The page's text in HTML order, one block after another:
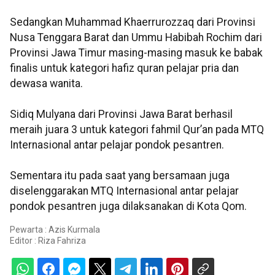
Sedangkan Muhammad Khaerrurozzaq dari Provinsi
Nusa Tenggara Barat dan Ummu Habibah Rochim dari
Provinsi Jawa Timur masing-masing masuk ke babak
finalis untuk kategori hafiz quran pelajar pria dan
dewasa wanita.
Sidiq Mulyana dari Provinsi Jawa Barat berhasil
meraih juara 3 untuk kategori fahmil Qur’an pada MTQ
Internasional antar pelajar pondok pesantren.
Sementara itu pada saat yang bersamaan juga
diselenggarakan MTQ Internasional antar pelajar
pondok pesantren juga dilaksanakan di Kota Qom.
Pewarta : Azis Kurmala
Editor : Riza Fahriza